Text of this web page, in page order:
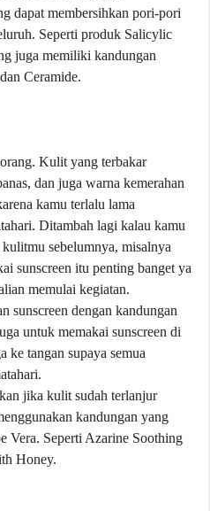
dapat membersihkan pori-pori
Seperti produk Salicylic
juga memiliki kandungan
Ceramide.
Kulit yang terbakar
dan juga warna kemerahan
kamu terlalu lama
Ditambah lagi kalau kamu
sebelumnya, misalnya
sunscreen itu penting banget ya
memulai kegiatan.
sunscreen dengan kandungan
untuk memakai sunscreen di
ke tangan supaya semua
jika kulit sudah terlanjur
kandungan yang
Vera. Seperti Azarine Soothing
Honey.